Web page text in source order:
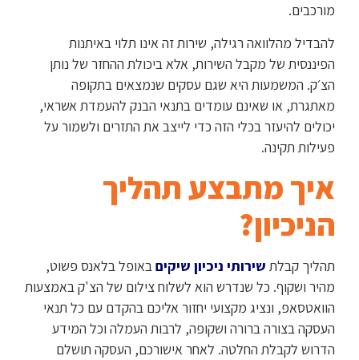
מורכבים.
להבדיל מהלוואה רגילה, שירות זה אינו תלוי באיתנות
הפיננסית של מקבל השירות, אלא ביכולת ההחזר של נותן
הצ׳ק. המשמעות היא שגם עסקים שנמצאים בתקופה
מאתגרת, או שאינם עומדים בתנאי הבנק להעמדת אשראי,
יכולים להיעזר בכלי הזה כדי לייצב את התזרים ולשמור על
פעילות תקינה.
איך מתבצע תהליך
הניכיון?
תהליך קבלת שירותי ניכיון שיקיםבאופל בלאנס פשוט,
מהיר ושקוף. כל שנדרש הוא לשלוח צילום של הצ'ק באמצעות
הוואטסאפ, ונציג מקצועי יחזור אליכם בהקדם עם כל תנאי
העסקה בצורה ברורה ושקופה, לרבות העמלה וכל המידע
הדרוש לקבלת החלטה. לאחר אישורכם, העסקה תושלם